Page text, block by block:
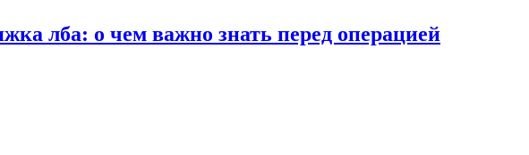
лба: о чем важно знать перед операцией